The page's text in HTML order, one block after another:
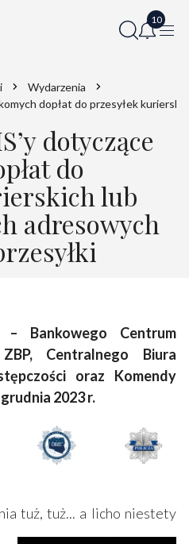
Wydarzenia
dopłat do przesyłek
dotyczące
do
lub
adresowych
– Bankowego Centrum
ZBP, Centralnego Biura
oraz Komendy
2023 r.
tuż, tuż... a licho niestety